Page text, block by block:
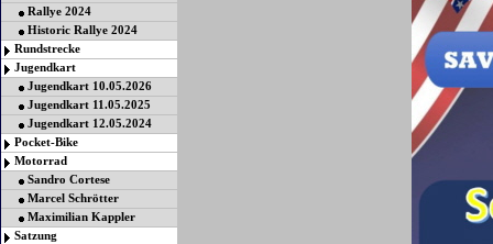
Rallye 2024
Historic Rallye 2024
Rundstrecke
Jugendkart
Jugendkart 10.05.2026
Jugendkart 11.05.2025
Jugendkart 12.05.2024
Pocket-Bike
Motorrad
Sandro Cortese
Marcel Schrötter
Maximilian Kappler
Satzung